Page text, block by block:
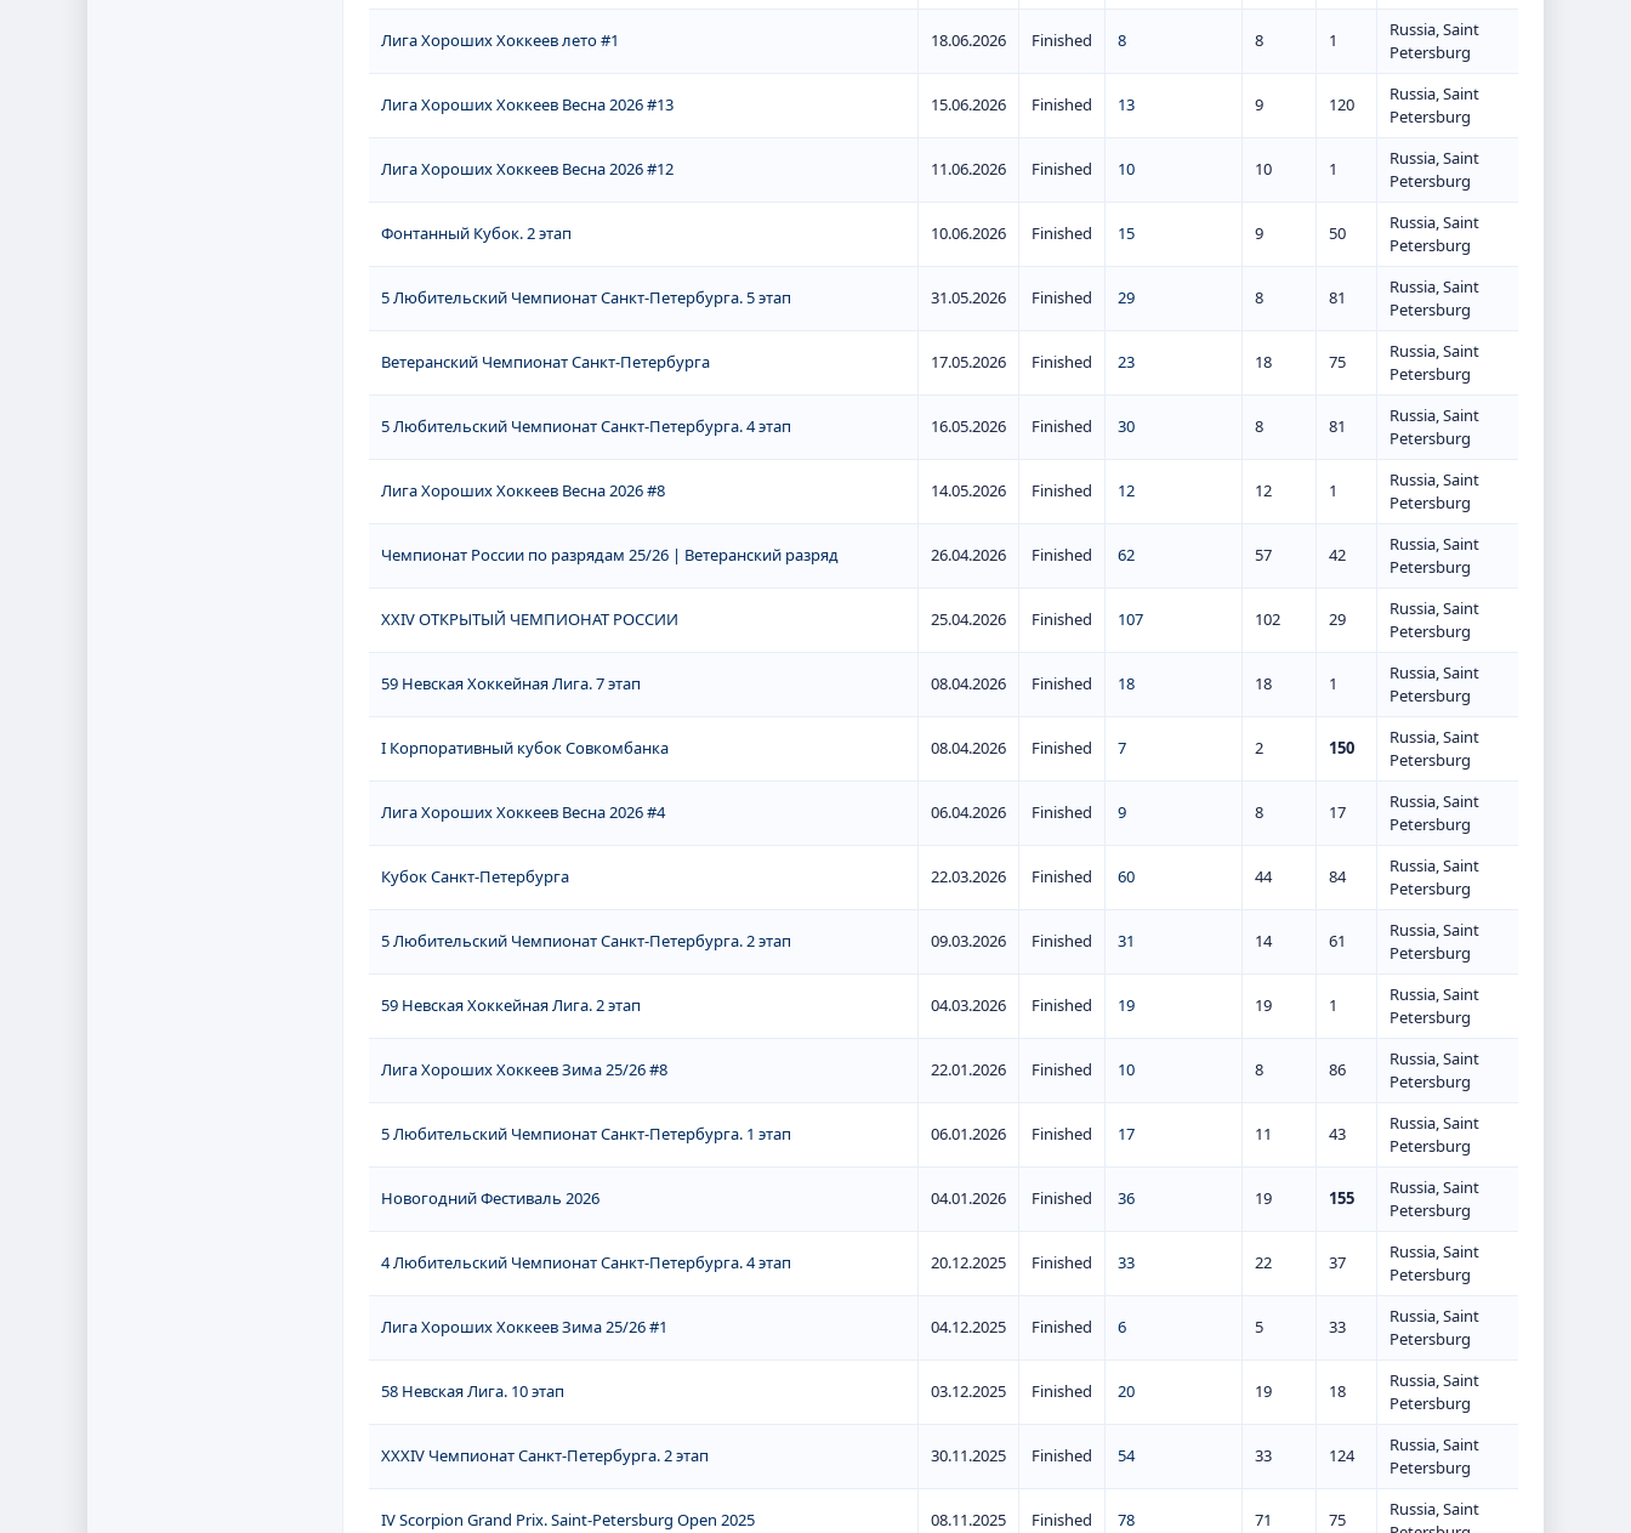
Лига Хороших Хоккеев лето #1 18.06.2026 Finished 8 8 1
Russia, Saint
Petersburg
Лига Хороших Хоккеев Весна 2026 #13 15.06.2026 Finished 13 9 120
Russia, Saint
Petersburg
Лига Хороших Хоккеев Весна 2026 #12 11.06.2026 Finished 10 10 1
Russia, Saint
Petersburg
Фонтанный Кубок. 2 этап 10.06.2026 Finished 15 9 50
Russia, Saint
Petersburg
5 Любительский Чемпионат Санкт-Петербурга. 5 этап 31.05.2026 Finished 29 8 81
Russia, Saint
Petersburg
Ветеранский Чемпионат Санкт-Петербурга 17.05.2026 Finished 23 18 75
Russia, Saint
Petersburg
5 Любительский Чемпионат Санкт-Петербурга. 4 этап 16.05.2026 Finished 30 8 81
Russia, Saint
Petersburg
Лига Хороших Хоккеев Весна 2026 #8 14.05.2026 Finished 12 12 1
Russia, Saint
Petersburg
Чемпионат России по разрядам 25/26 | Ветеранский разряд 26.04.2026 Finished 62 57 42
Russia, Saint
Petersburg
XXIV ОТКРЫТЫЙ ЧЕМПИОНАТ РОССИИ 25.04.2026 Finished 107 102 29
Russia, Saint
Petersburg
59 Невская Хоккейная Лига. 7 этап 08.04.2026 Finished 18 18 1
Russia, Saint
Petersburg
I Корпоративный кубок Совкомбанка 08.04.2026 Finished 7 2 150
Russia, Saint
Petersburg
Лига Хороших Хоккеев Весна 2026 #4 06.04.2026 Finished 9 8 17
Russia, Saint
Petersburg
Кубок Санкт-Петербурга 22.03.2026 Finished 60 44 84
Russia, Saint
Petersburg
5 Любительский Чемпионат Санкт-Петербурга. 2 этап 09.03.2026 Finished 31 14 61
Russia, Saint
Petersburg
59 Невская Хоккейная Лига. 2 этап 04.03.2026 Finished 19 19 1
Russia, Saint
Petersburg
Лига Хороших Хоккеев Зима 25/26 #8 22.01.2026 Finished 10 8 86
Russia, Saint
Petersburg
5 Любительский Чемпионат Санкт-Петербурга. 1 этап 06.01.2026 Finished 17 11 43
Russia, Saint
Petersburg
Новогодний Фестиваль 2026 04.01.2026 Finished 36 19 155
Russia, Saint
Petersburg
4 Любительский Чемпионат Санкт-Петербурга. 4 этап 20.12.2025 Finished 33 22 37
Russia, Saint
Petersburg
Лига Хороших Хоккеев Зима 25/26 #1 04.12.2025 Finished 6 5 33
Russia, Saint
Petersburg
58 Невская Лига. 10 этап 03.12.2025 Finished 20 19 18
Russia, Saint
Petersburg
XXXIV Чемпионат Санкт-Петербурга. 2 этап 30.11.2025 Finished 54 33 124
Russia, Saint
Petersburg
IV Scorpion Grand Prix. Saint-Petersburg Open 2025 08.11.2025 Finished 78 71 75
Russia, Saint